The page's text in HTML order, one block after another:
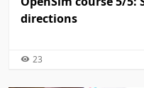
directions
23